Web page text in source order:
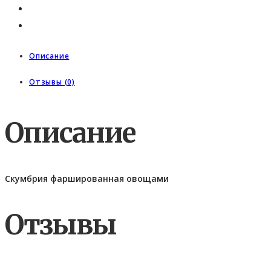
Описание
Отзывы (0)
Описание
Скумбрия фаршированная овощами
Отзывы